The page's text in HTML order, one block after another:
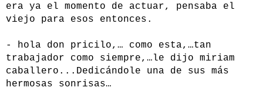
era ya el momento de actuar, pensaba el
viejo para esos entonces.
- hola don pricilo,… como esta,…tan
trabajador como siempre,…le dijo miriam
caballero...Dedicándole una de sus más
hermosas sonrisas…